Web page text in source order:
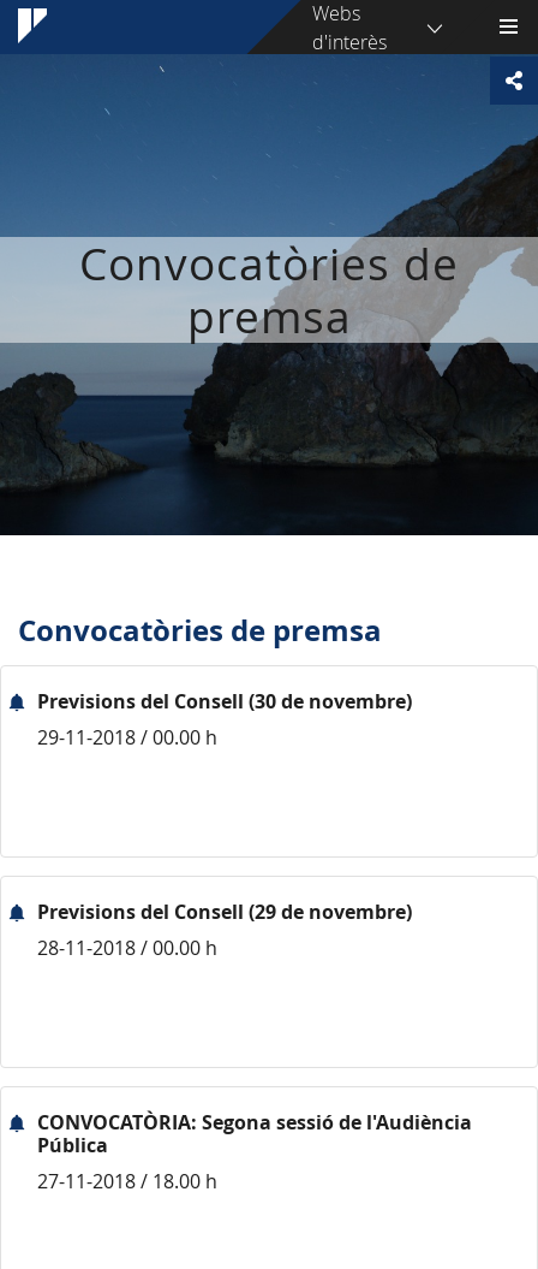
Webs
d'interès
Convocatòries de
premsa
Convocatòries de premsa
Previsions del Consell (30 de novembre)
29-11-2018 / 00.00 h
Previsions del Consell (29 de novembre)
28-11-2018 / 00.00 h
CONVOCATÒRIA: Segona sessió de l'Audiència
Pública
27-11-2018 / 18.00 h